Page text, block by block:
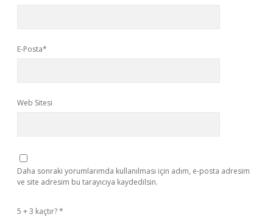
E-Posta*
Web Sitesi
Daha sonraki yorumlarımda kullanılması için adım, e-posta adresim
ve site adresim bu tarayıcıya kaydedilsin.
5 + 3 kaçtır?*